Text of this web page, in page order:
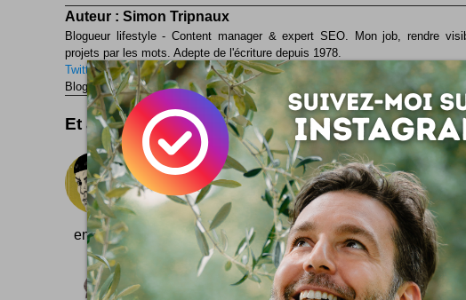
Auteur : Simon Tripnaux
Blogueur lifestyle - Content manager & expert SEO. Mon job, rendre
projets par les mots. Adepte de l'écriture depuis 1978.
Twitter Facebook LinkedIn
Blogueur ? Auteur ?Rejoignez la rédaction !
Et aussi ...
Jesse Lefkowitz
Jesse Lefkowitz réalise des illustrations inspirées
populaire comme les films ... Quelques images de
en voir plus sur son site www.jesse-lefkowitz.com
Teaser LaFraise